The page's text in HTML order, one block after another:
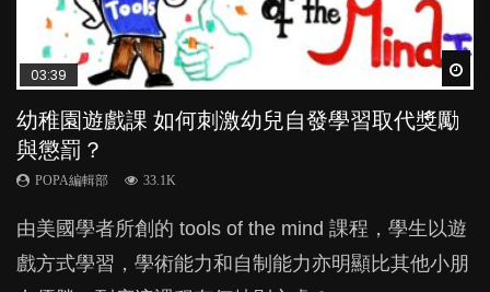
03:39
幼稚園遊戲課 如何刺激幼兒自發學習取代獎勵
與懲罰？
POPA編輯部 33.1K
由美國學者所創的 tools of the mind 課程，學生以遊
戲方式學習，學術能力和自制能力亦明顯比其他小朋
04:59
幼兒playgroup真係玩耍中學習？研究指BB 15個
月大前上堂不見效果
POPA編輯部 47.1K
現今小朋友的起跑線，愈推愈前。雖然政府並無官方
的統計數字，但粗略估算，香港至少有六、七百家早
03:02
老公患產後憂鬱症對BB的影響
POPA編輯部
鬱，影響日常生活，嚴重的甚至會有自殺，或傷害小
朋友的念頭。但為何爸爸患上產後抑鬱往往難以察
04:18
凡事以BB為中心，就係好爸媽？｜別忽視父母
的身心虛耗
POPA編輯部 31.5K
父母日夜無間、身心俱疲地照顧BB，如何做到正向
教養？部份父母更會為了小朋友放棄自己的嗜好、減
04:06
全職好？在職好？｜全職媽媽與在職媽媽的壓
力與價值
POPA編輯部 25.8K
許多媽媽心底可能都有一刻掙扎過：究竟全職好，還
是在職好。雖說每個家庭都有自己的獨特狀況和考慮